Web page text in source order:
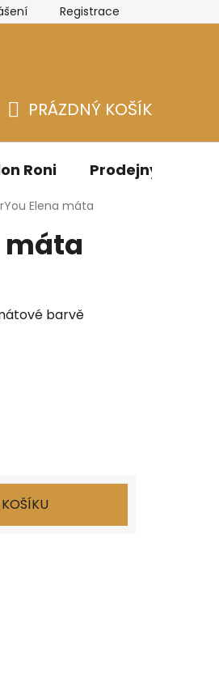
Velikostní tabulky -
Registrace
KOŠÍK
PRÁZDNÝ KOŠÍK
Roni Prodejny
Elena máta
máta
barvě